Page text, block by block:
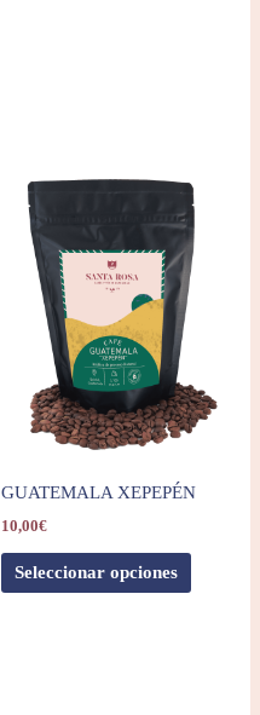
GUATEMALA XEPEPÉN
10,00€
Seleccionar opciones